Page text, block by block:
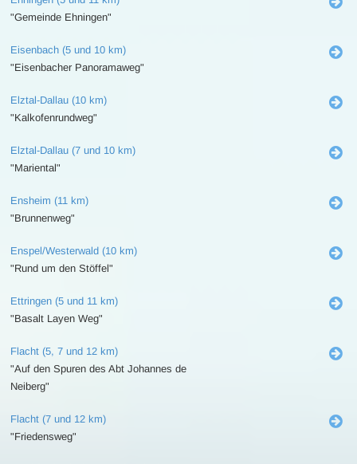
"Gemeinde Ehningen"
Eisenbach (5 und 10 km)
"Eisenbacher Panoramaweg"
Elztal-Dallau (10 km)
"Kalkofenrundweg"
Elztal-Dallau (7 und 10 km)
"Mariental"
Ensheim (11 km)
"Brunnenweg"
Enspel/Westerwald (10 km)
"Rund um den Stöffel"
Ettringen (5 und 11 km)
"Basalt Layen Weg"
Flacht (5, 7 und 12 km)
"Auf den Spuren des Abt Johannes de
Neiberg"
Flacht (7 und 12 km)
"Friedensweg"